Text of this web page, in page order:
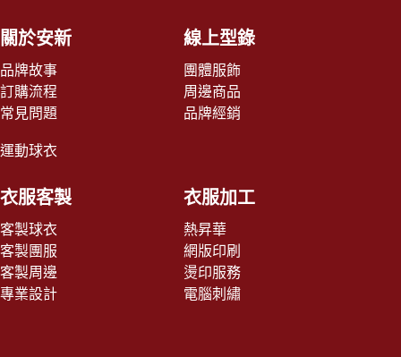
關於安新 線上型錄
品牌故事
訂購流程
常見問題
運動球衣
團體服飾
周邊商品
品牌經銷
衣服客製 衣服加工
客製球衣
客製團服
客製周邊
專業設計
熱昇華
網版印刷
燙印服務
電腦刺繡